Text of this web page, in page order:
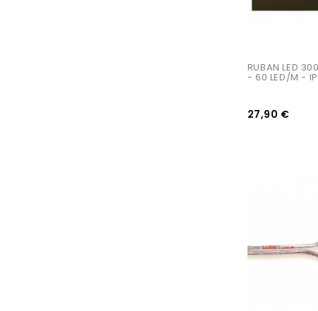
RUBAN LED
- 60 LED/m -
27,90 €